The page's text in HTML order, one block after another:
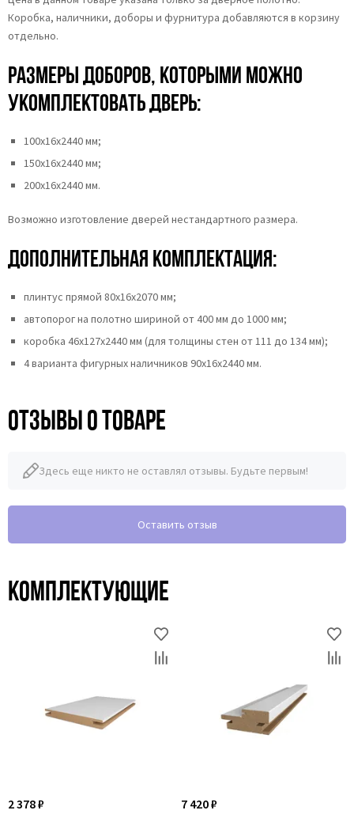
Коробка, наличники, доборы и фурнитура добавляются в корзину
отдельно.
Размеры доборов, которыми можно
укомплектовать дверь:
100х16х2440 мм;
150х16х2440 мм;
200х16х2440 мм.
Возможно изготовление дверей нестандартного размера.
Дополнительная комплектация:
плинтус прямой 80х16х2070 мм;
автопорог на полотно шириной от 400 мм до 1000 мм;
коробка 46x127x2440 мм (для толщины стен от 111 до 134 мм);
4 варианта фигурных наличников 90х16х2440 мм.
Отзывы о товаре
Здесь еще никто не оставлял отзывы. Будьте первым!
Оставить отзыв
Комплектующие
2 378 ₽ 7 420 ₽